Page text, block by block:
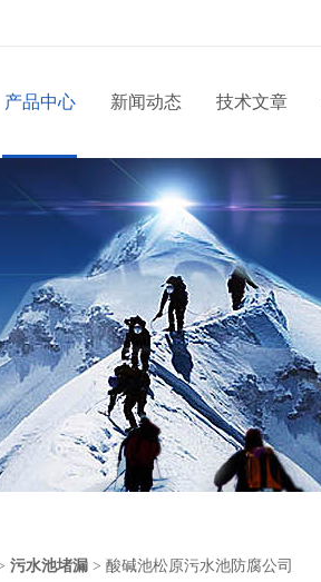
产品中心 新闻动态 技术文章
污水池堵漏 > 酸碱池松原污水池防腐公司